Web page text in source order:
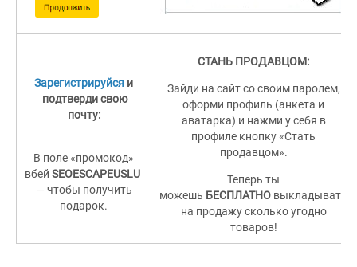
Зарегистрируйся и
подтверди свою
почту:
В поле «промокод»
вбей SEOESCAPEUSLU
— чтобы получить
подарок.
СТАНЬ ПРОДАВЦОМ:
Зайди на сайт со своим паролем,
оформи профиль (анкета и
аватарка) и нажми у себя в
профиле кнопку «Стать
продавцом».
Теперь ты
можешь БЕСПЛАТНО выкладывать
на продажу сколько угодно
товаров!